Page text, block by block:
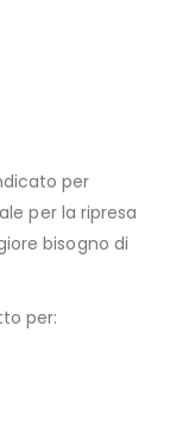
per
per la ripresa
bisogno di
per: